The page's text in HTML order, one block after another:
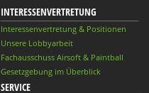
INTERESSENVERTRETUNG
Interessenvertretung & Positionen
Unsere Lobbyarbeit
Fachausschuss Airsoft & Paintball
Gesetzgebung im Überblick
SERVICE